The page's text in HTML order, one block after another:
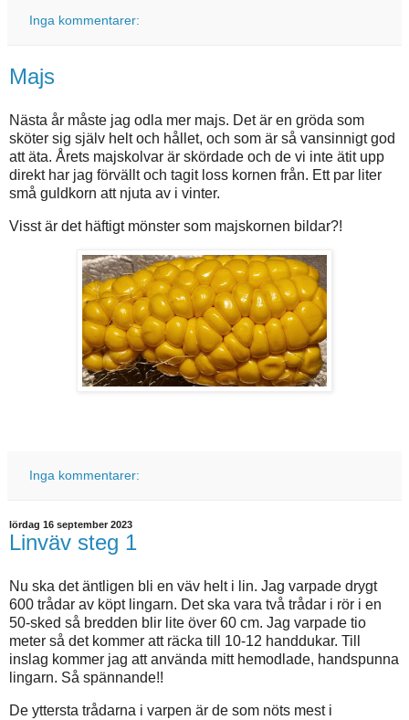
Inga kommentarer:
Majs
Nästa år måste jag odla mer majs. Det är en gröda som
sköter sig själv helt och hållet, och som är så vansinnigt god
att äta. Årets majskolvar är skördade och de vi inte ätit upp
direkt har jag förvällt och tagit loss kornen från. Ett par liter
små guldkorn att njuta av i vinter.
Visst är det häftigt mönster som majskornen bildar?!
Inga kommentarer:
lördag 16 september 2023
Linväv steg 1
Nu ska det äntligen bli en väv helt i lin. Jag varpade drygt
600 trådar av köpt lingarn. Det ska vara två trådar i rör i en
50-sked så bredden blir lite över 60 cm. Jag varpade tio
meter så det kommer att räcka till 10-12 handdukar. Till
inslag kommer jag att använda mitt hemodlade, handspunna
lingarn. Så spännande!!
De yttersta trådarna i varpen är de som nöts mest i